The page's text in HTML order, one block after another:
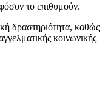
το επιθυμούν.
δραστηριότητα, καθώς
κοινωνικής